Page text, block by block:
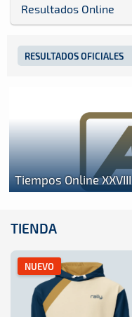
Resultados Online
RESULTADOS OFICIALES
Tiempos Online
TIENDA
NUEVO